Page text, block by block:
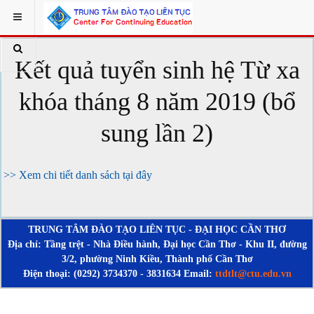
Kết quả tuyển sinh hệ Từ xa
khóa tháng 8 năm 2019 (bổ
sung lần 2)
>> Xem chi tiết danh sách tại đây
TRUNG TÂM ĐÀO TẠO LIÊN TỤC - ĐẠI HỌC CẦN THƠ
Địa chỉ: Tầng trệt - Nhà Điều hành, Đại học Cần Thơ - Khu II, đường
3/2, phường Ninh Kiều, Thành phố Cần Thơ
Điện thoại: (0292) 3734370 - 3831634 Email: ttdtlt@ctu.edu.vn